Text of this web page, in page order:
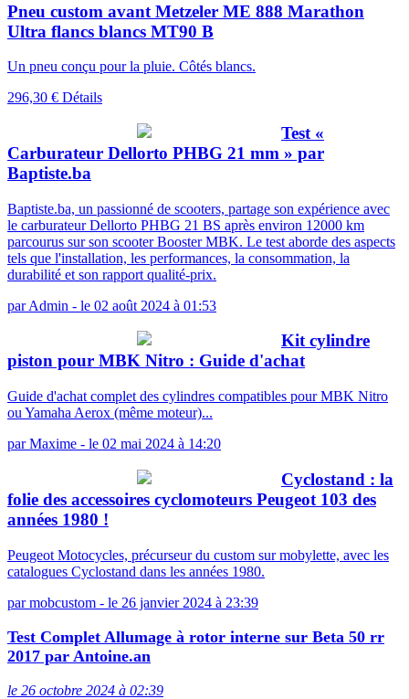
Pneu custom avant Metzeler ME 888 Marathon
Ultra flancs blancs MT90 B
Un pneu conçu pour la pluie. Côtés blancs.
296,30 € Détails
Test «
Carburateur Dellorto PHBG 21 mm » par
Baptiste.ba
Baptiste.ba, un passionné de scooters, partage son expérience avec
le carburateur Dellorto PHBG 21 BS après environ 12000 km
parcourus sur son scooter Booster MBK. Le test aborde des aspects
tels que l'installation, les performances, la consommation, la
durabilité et son rapport qualité-prix.
parAdmin - le 02 août 2024 à 01:53
Kit cylindre
piston pour MBK Nitro : Guide d'achat
Guide d'achat complet des cylindres compatibles pour MBK Nitro
ou Yamaha Aerox (même moteur)...
parMaxime - le 02 mai 2024 à 14:20
Cyclostand : la
folie des accessoires cyclomoteurs Peugeot 103 des
années 1980 !
Peugeot Motocycles, précurseur du custom sur mobylette, avec les
catalogues Cyclostand dans les années 1980.
parmobcustom - le 26 janvier 2024 à 23:39
Test Complet Allumage à rotor interne sur Beta 50 rr
2017 par Antoine.an
le 26 octobre 2024 à 02:39